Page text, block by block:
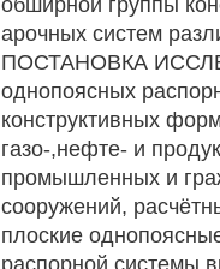
обширной группы
арочных систем
ПОСТАНОВКА
однопоясных
конструктивных
газо-,нефте- и
промышленных и
сооружений,
плоские
распорной системы